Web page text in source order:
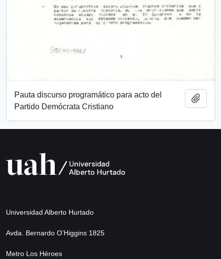
Pauta discurso programático para acto del
Partido Demócrata Cristiano
Universidad Alberto Hurtado
Avda. Bernardo O’Higgins 1825
Metro Los Héroes